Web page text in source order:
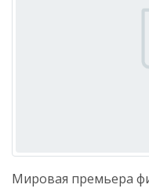
Мировая премьера